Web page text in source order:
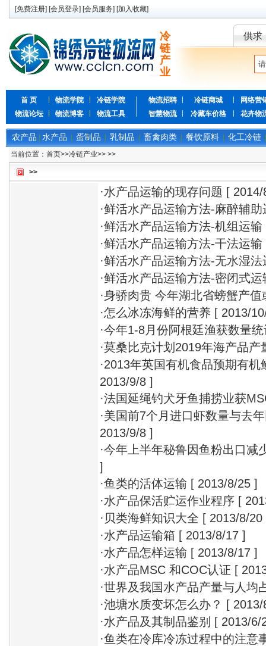
[免费注册] [会员登录] [会员服务] [加入收藏]
冷
链
产
业
供求
首 页 物流学院
冷链学院
物流论坛
物流博客 物流工具
物流招聘 冷链商城
网络营
智慧物流
冷藏车价格 花卉物
农产品 水产品 蛋制品 乳制品 畜禽肉类 餐饮原料 化工冷链
当前位置： 首页>>冷链产业>> >>
>>
·水产品运输的现存问题 [
·鲜活水产品运输方法-麻醉辅助
·鲜活水产品运输方法-机组运输
·鲜活水产品运输方法-干法运输
·鲜活水产品运输方法-无水湿法
·鲜活水产品运输方法-密闭式运
·身骄肉贵 今年湖北省螃蟹产值
·怎么冰冻海鲜的营养 [ 2013/
·今年1-8月份阿根廷渔获数量统
·莫桑比克计划2019年海产品产
·2013年英国有机食品预期有
2013/9/8 ]
·法国延绳钓犬牙鱼捕捞业获
·美国前7个月进口虾数量与去
2013/9/8 ]
·今年上半年秘鲁因鱼粉出口减
]
·鱼类的活体运输 [ 2013/8/25 ]
·水产品保活贮运作业程序 [
· 贝类海鲜知识大全 [ 2013/8/20
·水产品运输箱 [ 2013/8/17 ]
·水产品怎样运输 [ 2013/8/17 ]
·水产品MSC 和COC认证 [
·世界及我国水产品产量与人均
·池塘水质变坏怎么办？
[
·水产品及其制品鉴别
[ 2013/6/
·鱼类在冷库冷冻过程中的注意